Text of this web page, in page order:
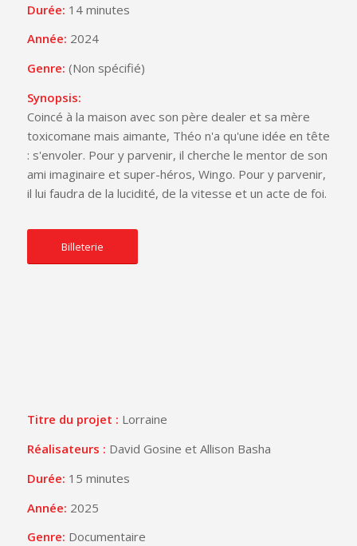
Durée: 14 minutes
Année: 2024
Genre: (Non spécifié)
Synopsis:
Coincé à la maison avec son père dealer et sa mère
toxicomane mais aimante, Théo n'a qu'une idée en tête
: s'envoler. Pour y parvenir, il cherche le mentor de son
ami imaginaire et super-héros, Wingo. Pour y parvenir,
il lui faudra de la lucidité, de la vitesse et un acte de foi.
Billeterie
Titre du projet : Lorraine
Réalisateurs : David Gosine et Allison Basha
Durée: 15 minutes
Année: 2025
Genre: Documentaire